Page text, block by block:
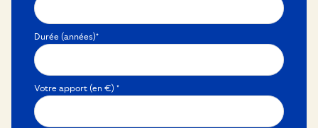
Durée (années)*
Votre apport (en €) *